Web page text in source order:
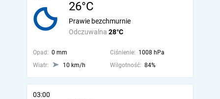
26°C
Odczuwalna 28°C
Prawie bezchmurnie
Opad: 0 mm Ciśnienie: 1008 hPa
Wiatr:
10 km/h Wilgotność: 84%
03:00